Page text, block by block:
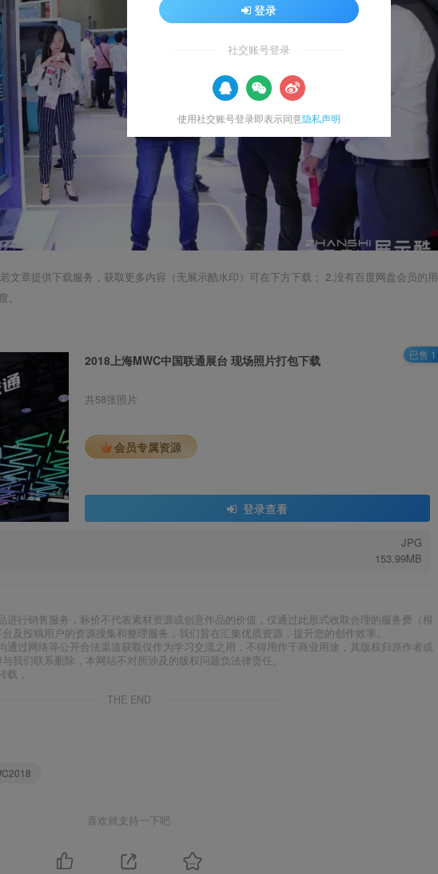
文章提供下载服务，获取更多内容（无展示酷水印）可在下方下载； 2.没有百度网盘会员的用
2018上海MWC中国联通展台 现场照片打包下载
共58张照片
会员专属资源
登录查看
JPG
153.99MB
已售 1
进行销售服务，标价不代表素材资源或创意作品的价值，仅通过此形式收取合理的服务费（根
及投稿用户的资源搜集和整理服务，我们旨在汇集优质资源，提升您的创作效率。
通过网络等公开合法渠道获取仅作为学习交流之用，不得用作于商业用途，其版权归原作者或
我们联系删除，本网站不对所涉及的版权问题负法律责任。
。
THE END
喜欢就支持一下吧
登录
社交账号登录
使用社交账号登录即表示同意隐私声明